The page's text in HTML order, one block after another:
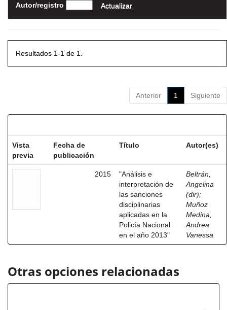
Autor/registro
Resultados 1-1 de 1.
Anterior 1 Siguiente
Vista
previa
Fecha de
publicación
Título Autor(es)
2015
"Análisis e
interpretación de
las sanciones
disciplinarias
aplicadas en la
Policía Nacional
en el año 2013"
Beltrán,
Angelina
(dir);
Muñoz
Medina,
Andrea
Vanessa
Otras opciones relacionadas